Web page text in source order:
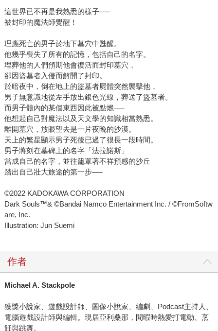
這世界已不再是我熟悉的樣子──
被封印的魔法師覺醒！
理應死亡的男子於地下墓穴中甦醒。
他幾乎喪失了所有的記憶，包括自己的名字。
埋葬他的人們預期他會復活而封印墓穴，
卻因盜墓者入侵而解開了封印。
於暗夜中，倒在地上的盜墓者屍體突然襲擊他，
男子無意識地從左手放出銀色光線，葬送了盜墓者。
而男子體內的某個東西因此被點燃──
他想起自己對魔法以及天文學的知識相當熟悉。
離開墓穴，放眼望去是一片夜晚的沙漠。
天上的繁星顯示男子死後已過了很長一段時間。
男子將刻在墓碑上的名字「法拉諾斯」
當成自己的名字，並往籠罩著不祥預感的沙丘
踏出自己壯大旅途的第一步──
©2022 KADOKAWA CORPORATION
Dark Souls™& ©Bandai Namco Entertainment Inc. / ©FromSoftw
are, Inc.
Illustration: Jun Suemi
作者
Michael A. Stackpole
獲獎小說家、遊戲設計師、圖像小說家、編劇、Podcast主持人、
電腦遊戲設計師與編輯。現居亞利桑那，閒暇時熱愛打電動、烹
飪與跳舞。